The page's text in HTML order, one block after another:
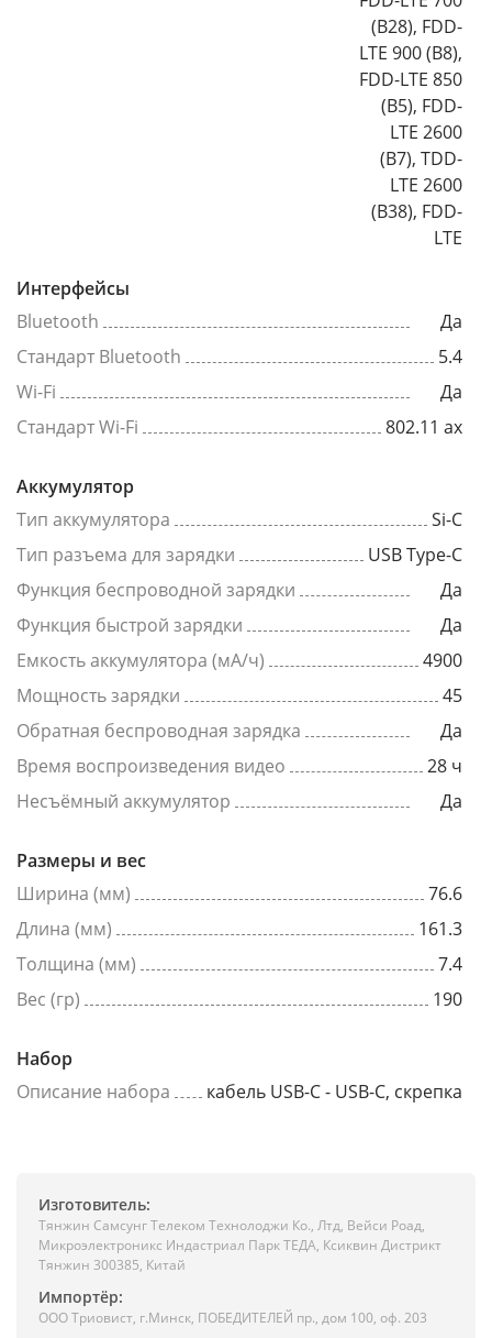
(B28), FDD-
LTE 900 (B8),
FDD-LTE 850
(B5), FDD-
LTE 2600
(B7), TDD-
LTE 2600
(B38), FDD-
LTE
Интерфейсы
Bluetooth
Да
Стандарт Bluetooth
5.4
Wi-Fi
Да
Стандарт Wi-Fi
802.11 ax
Аккумулятор
Тип аккумулятора
Si-C
Тип разъема для зарядки
USB Type-C
Функция беспроводной зарядки
Да
Функция быстрой зарядки
Да
Емкость аккумулятора (мА/ч)
4900
Мощность зарядки
45
Обратная беспроводная зарядка
Да
Время воспроизведения видео
28 ч
Несъёмный аккумулятор
Да
Размеры и вес
Ширина (мм)
76.6
Длина (мм)
161.3
Толщина (мм)
7.4
Вес (гр)
190
Набор
Описание набора
кабель USB-C - USB-C, скрепка
Изготовитель:
Тянжин Самсунг Телеком Технолоджи Ко., Лтд, Вейси Роад,
Микроэлектроникс Индастриал Парк ТЕДА, Ксиквин Дистрикт
Тянжин 300385, Китай
Импортёр:
ООО Триовист, г.Минск, ПОБЕДИТЕЛЕЙ пр., дом 100, оф. 203